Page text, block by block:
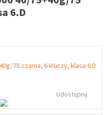
6.D
Udostępnij